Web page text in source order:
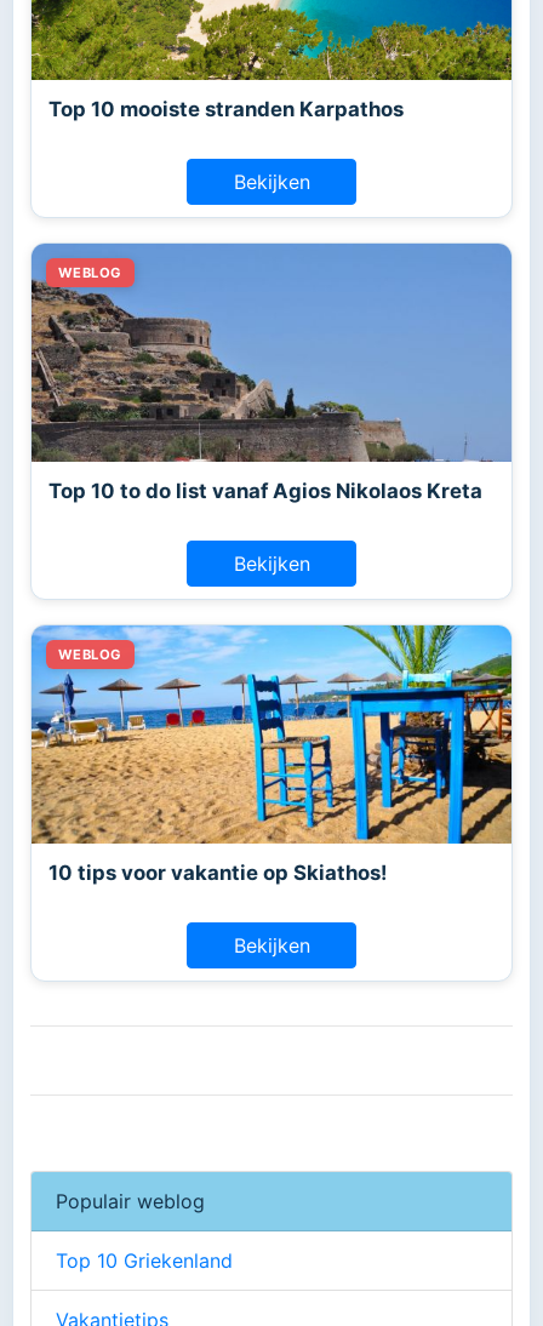
Top 10 mooiste stranden Karpathos
Bekijken
Top 10 to do list vanaf Agios Nikolaos Kreta
Bekijken
10 tips voor vakantie op Skiathos!
Bekijken
Populair weblog
Top 10 Griekenland
Vakantietips